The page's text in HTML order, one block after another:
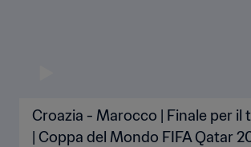
Croazia - Marocco | Finale per il
| Coppa del Mondo FIFA Qatar